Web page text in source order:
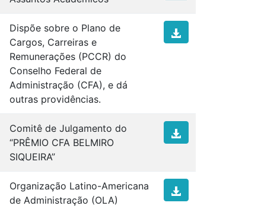
Dispõe sobre o Plano de
Cargos, Carreiras e
Remunerações (PCCR) do
Conselho Federal de
Administração (CFA), e dá
outras providências.
Comitê de Julgamento do
“PRÊMIO CFA BELMIRO
SIQUEIRA”
Organização Latino-Americana
de Administração (OLA)